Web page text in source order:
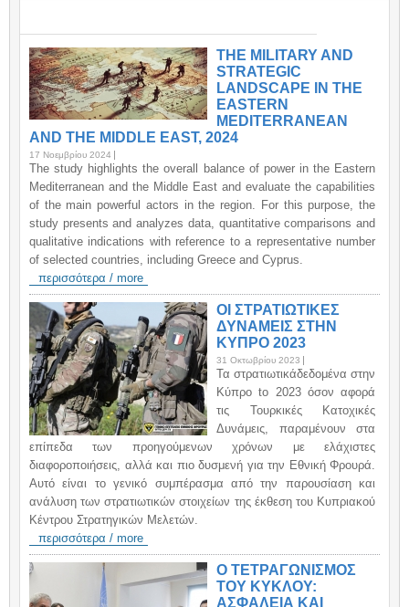
THE MILITARY AND
STRATEGIC
LANDSCAPE IN THE
EASTERN
MEDITERRANEAN
AND THE MIDDLE EAST, 2024
17 Νοεμβρίου 2024
The study highlights the overall balance of power in the Eastern
Mediterranean and the Middle East and evaluate the capabilities
of the main powerful actors in the region. For this purpose, the
study presents and analyzes data, quantitative comparisons and
qualitative indications with reference to a representative number
of selected countries, including Greece and Cyprus.
περισσότερα / more
ΟΙ ΣΤΡΑΤΙΩΤΙΚΕΣ
ΔΥΝΑΜΕΙΣ ΣΤΗΝ
ΚΥΠΡΟ 2023
31 Οκτωβρίου 2023
Τα στρατιωτικάδεδομένα στην
Κύπρο to 2023 όσον αφορά
τις Τουρκικές Κατοχικές
Δυνάμεις, παραμένουν στα
επίπεδα των προηγούμενων χρόνων με ελάχιστες
διαφοροποιήσεις, αλλά και πιο δυσμενή για την Εθνική Φρουρά.
Αυτό είναι το γενικό συμπέρασμα από την παρουσίαση και
ανάλυση των στρατιωτικών στοιχείων της έκθεση του Κυπριακού
Κέντρου Στρατηγικών Μελετών.
περισσότερα / more
Ο ΤΕΤΡΑΓΩΝΙΣΜΟΣ
ΤΟΥ ΚΥΚΛΟΥ:
ΑΣΦΑΛΕΙΑ ΚΑΙ